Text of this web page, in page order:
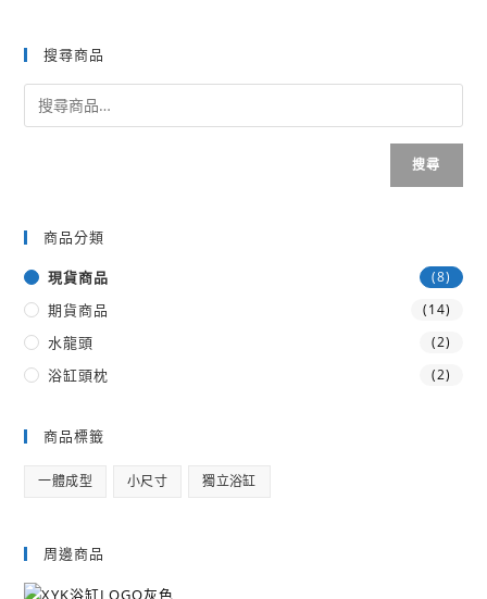
搜尋商品
搜尋
商品分類
現貨商品 (8)
期貨商品 (14)
水龍頭 (2)
浴缸頭枕 (2)
商品標籤
一體成型 小尺寸 獨立浴缸
周邊商品